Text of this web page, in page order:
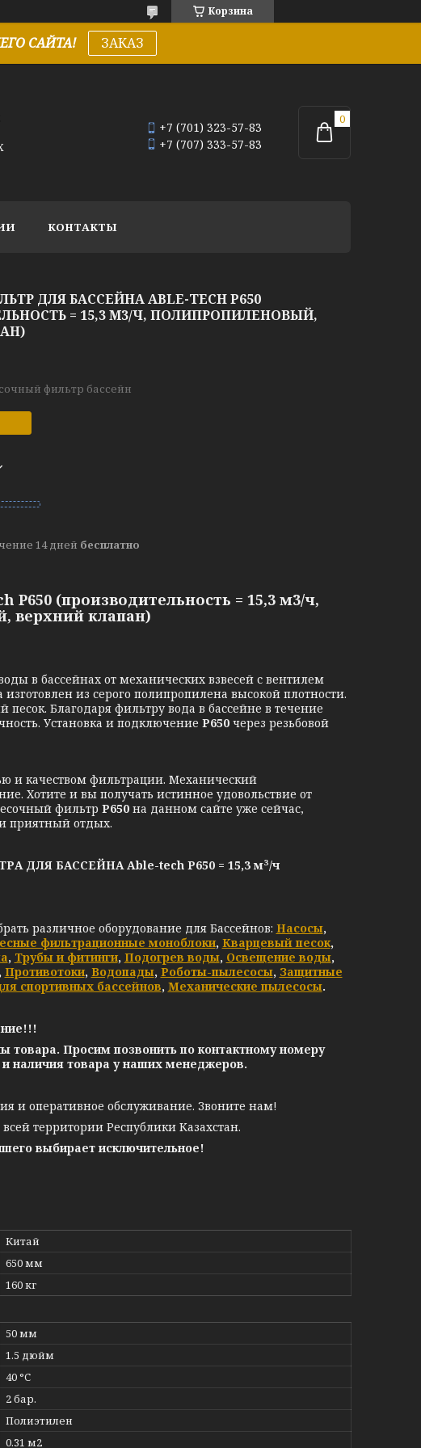
Корзина
САЙТА! ЗАКАЗ
+7 (701) 323-57-83
+7 (707) 333-57-83
КОНТАКТЫ
ДЛЯ БАССЕЙНА ABLE-TECH P650
= 15,3 М3/Ч, ПОЛИПРОПИЛЕНОВЫЙ,
фильтр бассейн
14 дней бесплатно
(производительность = 15,3 м3/ч,
верхний клапан)
в бассейнах от механических взвесей с вентилем
из серого полипропилена высокой плотности.
Благодаря фильтру вода в бассейне в течение
Установка и подключение P650 через резьбовой
и качеством фильтрации. Механический
Хотите и вы получать истинное удовольствие от
фильтр P650 на данном сайте уже сейчас,
приятный отдых.
БАССЕЙНА Able-tech P650 = 15,3 м³/ч
различное оборудование для Бассейнов: Насосы,
фильтрационные моноблоки, Кварцевый песок,
, Трубы и фитинги, Подогрев воды, Освещение воды,
Противотоки, Водопады, Роботы-пылесосы, Защитные
спортивных бассейнов, Механические пылесосы.
товара. Просим позвонить по контактному номеру
наличия товара у наших менеджеров.
и оперативное обслуживание. Звоните нам!
территории Республики Казахстан.
выбирает исключительное!
Китай
650 мм
160 кг
50 мм
1.5 дюйм
40 °C
2 бар.
Полиэтилен
0.31 м2